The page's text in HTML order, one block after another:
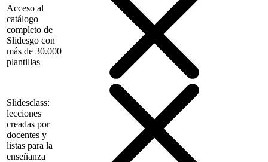
Acceso al
catálogo
completo de
Slidesgo con
más de 30.000
plantillas
Slidesclass:
lecciones
creadas por
docentes y
listas para la
enseñanza